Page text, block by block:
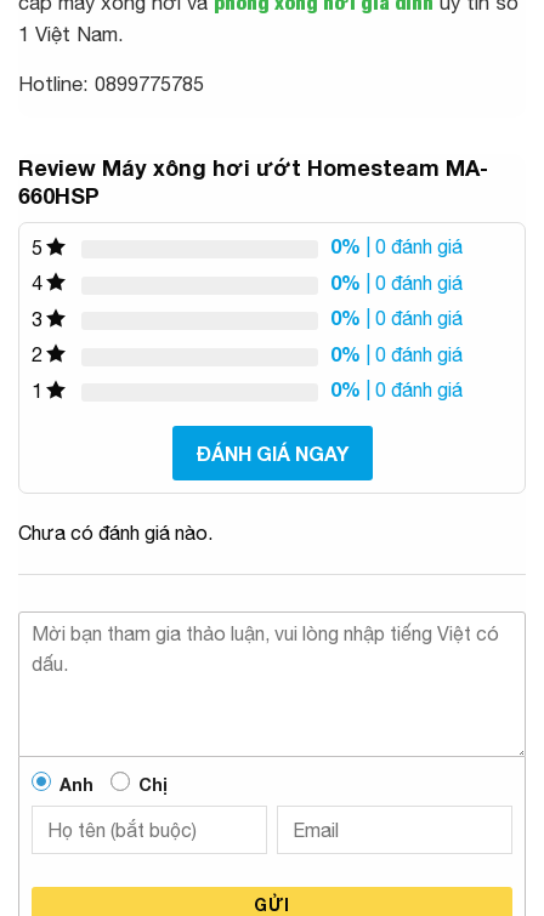
1 Việt Nam.
Hotline: 0899775785
Review Máy xông hơi ướt Homesteam MA-
660HSP
5 0% | 0 đánh giá
4
0% | 0 đánh giá
3
0% | 0 đánh giá
2
0% | 0 đánh giá
1
0% | 0 đánh giá
ĐÁNH GIÁ NGAY
Chưa có đánh giá nào.
Anh Chị
GỬI